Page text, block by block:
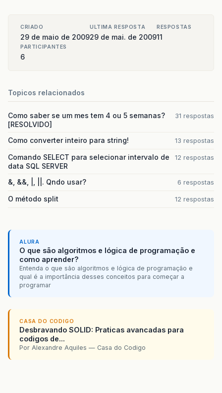
CRIADO
29 de maio de 2009
ULTIMA RESPOSTA
29 de mai. de 2009
RESPOSTAS
11
PARTICIPANTES
6
Topicos relacionados
Como saber se um mes tem 4 ou 5 semanas?
[RESOLVIDO]
31 respostas
Como converter inteiro para string! 13 respostas
Comando SELECT para selecionar intervalo de
data SQL SERVER
12 respostas
&, &&, |, ||. Qndo usar? 6 respostas
O método split 12 respostas
ALURA
O que são algoritmos e lógica de programação e
como aprender?
Entenda o que são algoritmos e lógica de programação e
qual é a importância desses conceitos para começar a
programar
CASA DO CODIGO
Desbravando SOLID: Praticas avancadas para
codigos de...
Por Alexandre Aquiles — Casa do Codigo